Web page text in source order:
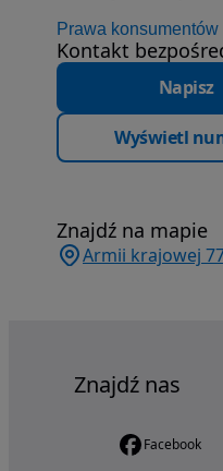
Prawa
Kontakt
Napisz
Wyświetl
Znajdź na mapie
Armii krajowej
Znajdź nas
Facebook